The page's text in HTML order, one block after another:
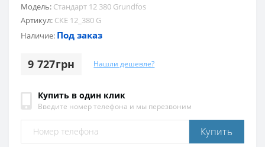
Модель: Стандарт 12 380 Grundfos
Артикул: СКЕ 12_380 G
Наличие: Под заказ
9 727грн Нашли дешевле?
Купить в один клик
Введите номер телефона и мы перезвоним
Купить